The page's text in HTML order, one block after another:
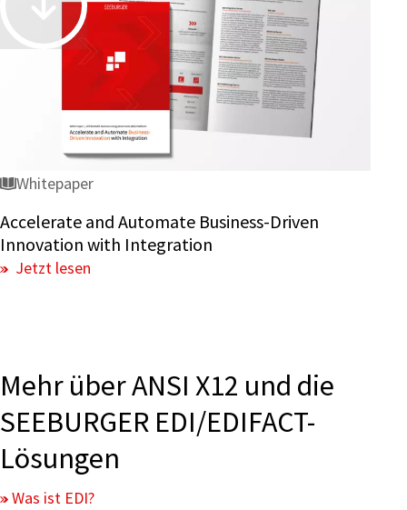
Automate
Business-
Integration
Whitepaper
Accelerate and Automate Business-Driven
Innovation with Integration
Jetzt lesen
Mehr über ANSI X12 und die
SEEBURGER EDI/EDIFACT-
Lösungen
Was ist EDI?